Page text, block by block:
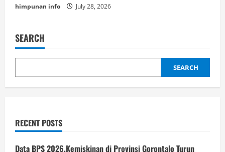
himpunan info July 28, 2026
SEARCH
SEARCH
RECENT POSTS
Data BPS 2026,Kemiskinan di Provinsi Gorontalo Turun